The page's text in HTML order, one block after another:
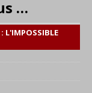
…
: L'IMPOSSIBLE